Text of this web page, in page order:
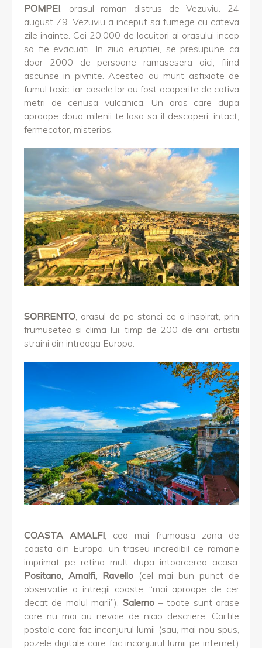
POMPEI, orasul roman distrus de Vezuviu. 24
august 79. Vezuviu a inceput sa fumege cu cateva
zile inainte. Cei 20.000 de locuitori ai orasului incep
sa fie evacuati. In ziua eruptiei, se presupune ca
doar 2000 de persoane ramasesera aici, fiind
ascunse in pivnite. Acestea au murit asfixiate de
fumul toxic, iar casele lor au fost acoperite de cativa
metri de cenusa vulcanica. Un oras care dupa
aproape doua milenii te lasa sa il descoperi, intact,
fermecator, misterios.
SORRENTO, orasul de pe stanci ce a inspirat, prin
frumusetea si clima lui, timp de 200 de ani, artistii
straini din intreaga Europa.
COASTA AMALFI, cea mai frumoasa zona de
coasta din Europa, un traseu incredibil ce ramane
imprimat pe retina mult dupa intoarcerea acasa.
Positano, Amalfi, Ravello(cel mai bun punct de
observatie a intregii coaste, “mai aproape de cer
decat de malul marii”), Salerno– toate sunt orase
care nu mai au nevoie de nicio descriere. Cartile
postale care fac inconjurul lumii (sau, mai nou spus,
pozele digitale care fac inconjurul lumii pe internet)